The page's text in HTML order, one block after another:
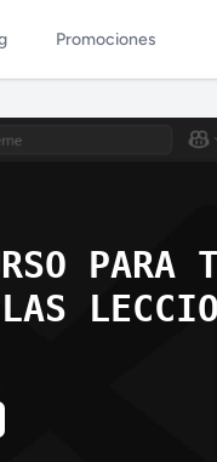
Promociones
PARA